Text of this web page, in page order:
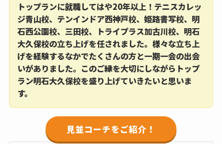
トップランに就職してはや20年以上！テニスカレッ
ジ青山校、テンインドア西神戸校、姫路書写校、明
石西公園校、三田校、トライプラス加古川校、明石
大久保校の立ち上げを任されました。様々な立ち上
げを経験するなかでたくさんの方と一期一会の出会
いがありました。このご縁を大切にしながらトップ
ラン明石大久保校を盛り上げていきたいと思いま
す。
見並コーチをご紹介！